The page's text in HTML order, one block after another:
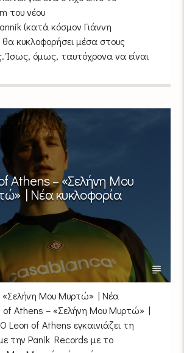
του νέου
(κατά κόσμον Γιάννη
θα κυκλοφορήσει μέσα στους
Ίσως, όμως, ταυτόχρονα να είναι
Athens – «Σελήνη Μου
| Νέα κυκλοφορία
«Σελήνη Μου Μυρτώ» | Νέα
of Athens – «Σελήνη Μου Μυρτώ» |
Leon of Athens εγκαινιάζει τη
την Panik Records με το